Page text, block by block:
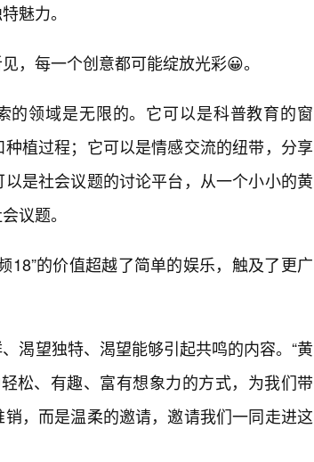
魅力。
，每一个创意都可能绽放光彩😀。
的领域是无限的。它可以是科普教育的窗
植过程；它可以是情感交流的纽带，分享
是社会议题的讨论平台，从一个小小的黄
议题。
18”的价值超越了简单的娱乐，触及了更广
渴望独特、渴望能够引起共鸣的内容。“黄
松、有趣、富有想象力的方式，为我们带
，而是温柔的邀请，邀请我们一同走进这